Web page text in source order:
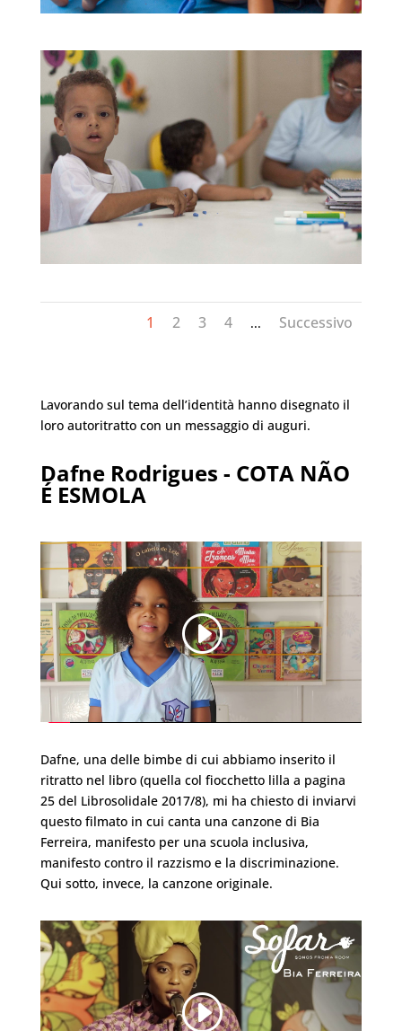
1 2 3 4 ... Successivo
Lavorando sul tema dell’identità hanno disegnato il
loro autoritratto con un messaggio di auguri.
Dafne Rodrigues - COTA NÃO
É ESMOLA
Dafne, una delle bimbe di cui abbiamo inserito il
ritratto nel libro (quella col fiocchetto lilla a pagina
25 del Librosolidale 2017/8), mi ha chiesto di inviarvi
questo filmato in cui canta una canzone di Bia
Ferreira, manifesto per una scuola inclusiva,
manifesto contro il razzismo e la discriminazione.
Qui sotto, invece, la canzone originale.